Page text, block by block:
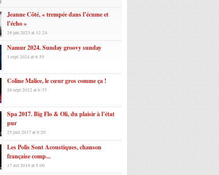
Jeanne Côté, « trempée dans l’écume et
l’écho »
28 jan 2023 at 12:24
Namur 2024. Sunday groovy sunday
1 sept 2024 at 6:55
Coline Malice, le cœur gros comme ça !
26 sept 2022 at 6:37
Spa 2017. Big Flo & Oli, du plaisir à l’état
pur
25 juil 2017 at 8:20
Les Polis Sont Acoustiques, chanson
française comp...
17 avr 2018 at 5:00